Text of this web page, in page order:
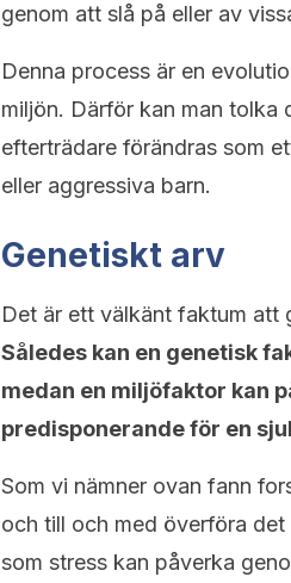
genom att slå på eller av
Denna process är en
miljön. Därför kan man tolka
efterträdare förändras som
eller aggressiva barn.
Genetiskt arv
Det är ett välkänt faktum att
Således kan en genetisk
medan en miljöfaktor kan
predisponerande för en
Som vi nämner ovan fann
och till och med överföra
som stress kan påverka